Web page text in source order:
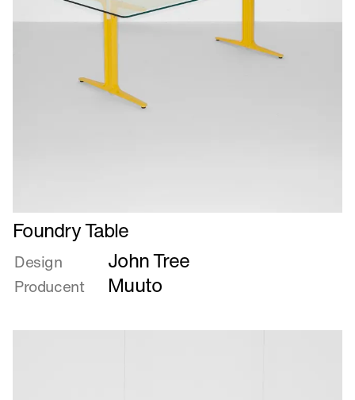
Læs
mere
om
Foundry
Table
Foundry Table
Design John Tree
Producent Muuto